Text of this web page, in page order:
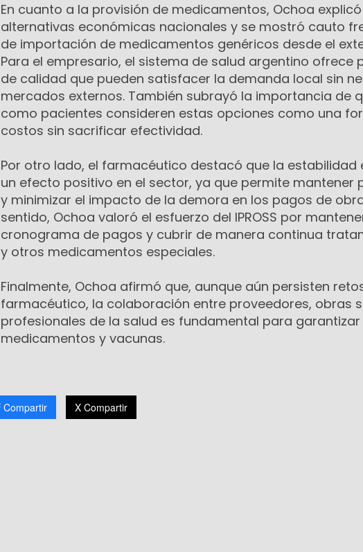
En cuanto a la provisión de medicamentos, Ochoa
alternativas económicas nacionales y se mostró cauto
de importación de medicamentos genéricos desde el
Para el empresario, el sistema de salud argentino ofrece
de calidad que pueden satisfacer la demanda local sin
mercados externos. También subrayó la importancia de
como pacientes consideren estas opciones como una
costos sin sacrificar efectividad.
Por otro lado, el farmacéutico destacó que la estabilidad
un efecto positivo en el sector, ya que permite mantener
y minimizar el impacto de la demora en los pagos de
sentido, Ochoa valoró el esfuerzo del IPROSS por
cronograma de pagos y cubrir de manera continua
y otros medicamentos especiales.
Finalmente, Ochoa afirmó que, aunque aún persisten
farmacéutico, la colaboración entre proveedores, obras
profesionales de la salud es fundamental para
medicamentos y vacunas.
Compartir X Compartir